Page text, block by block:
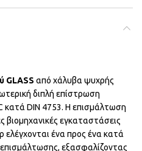
GLASS από χάλυβα ψυχρής
διπλή επίστρωση
κατά DIN 4753. Η επισμάλτωση
βιομηχανικές εγκαταστάσεις
ελέγχονται ένα προς ένα κατά
εξασφαλίζοντας